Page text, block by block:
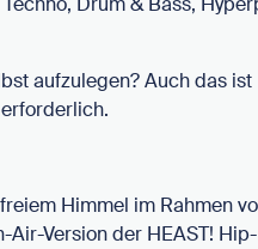
aufzulegen? Auch das
Himmel im Rahmen
Air-Version der HEAST!